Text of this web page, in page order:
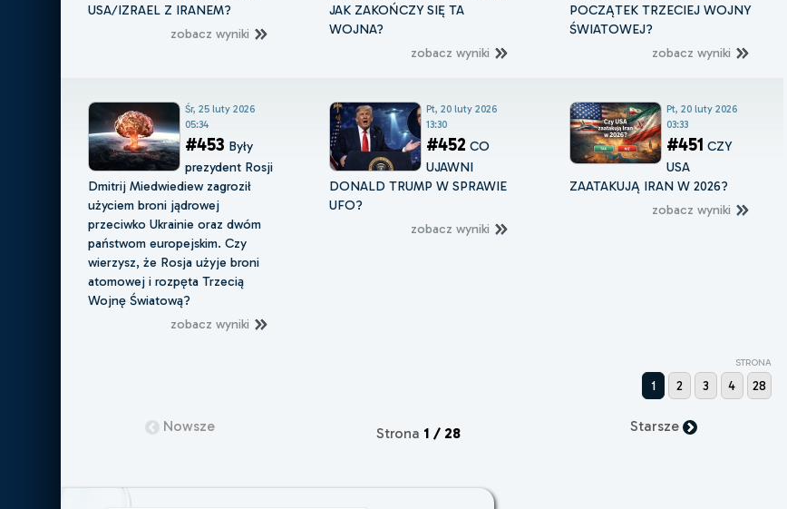
USA/IZRAEL Z IRANEM?
zobacz wyniki
JAK ZAKOŃCZY SIĘ TA
WOJNA?
zobacz wyniki
POCZĄTEK TRZECIEJ WOJNY
ŚWIATOWEJ?
zobacz wyniki
Śr, 25 luty 2026
05:34
#453 Były
prezydent Rosji
Dmitrij Miedwiediew zagroził
użyciem broni jądrowej
przeciwko Ukrainie oraz dwóm
państwom europejskim. Czy
wierzysz, że Rosja użyje broni
atomowej i rozpęta Trzecią
Wojnę Światową?
zobacz wyniki
Pt, 20 luty 2026
13:30
#452 CO
UJAWNI
DONALD TRUMP W SPRAWIE
UFO?
zobacz wyniki
Pt, 20 luty 2026
03:33
#451 CZY
USA
ZAATAKUJĄ IRAN W 2026?
zobacz wyniki
STRONA
1 2 3 4 28
Nowsze Strona 1 / 28 Starsze